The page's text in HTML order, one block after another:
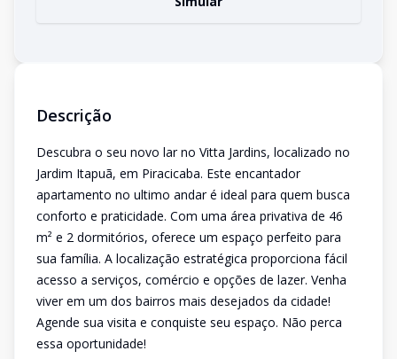
Descrição
Descubra o seu novo lar no Vitta Jardins, localizado no
Jardim Itapuã, em Piracicaba. Este encantador
apartamento no ultimo andar é ideal para quem busca
conforto e praticidade. Com uma área privativa de 46
m² e 2 dormitórios, oferece um espaço perfeito para
sua família. A localização estratégica proporciona fácil
acesso a serviços, comércio e opções de lazer. Venha
viver em um dos bairros mais desejados da cidade!
Agende sua visita e conquiste seu espaço. Não perca
essa oportunidade!